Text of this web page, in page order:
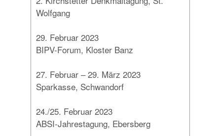
Wolfgang
29. Februar 2023
BIPV-Forum, Kloster Banz
27. Februar – 29. März 2023
Sparkasse, Schwandorf
24./25. Februar 2023
ABSI-Jahrestagung, Ebersberg